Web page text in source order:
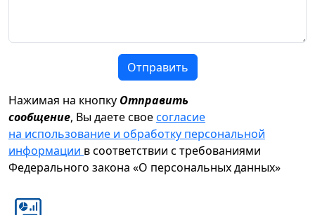
Отправить
Нажимая на кнопку Отправить
сообщение, Вы даете своесогласие
на использование и обработку персональной
информации в соответствии с требованиями
Федерального закона «О персональных данных»